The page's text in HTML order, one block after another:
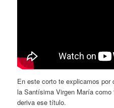
En este corto te explicamos
la Santísima Virgen María como
deriva ese título.